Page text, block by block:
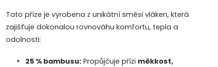
í
p
r
Tato příze je vyrobena z unikátní směsi vláken, která
zajišťuje dokonalou rovnováhu komfortu, tepla a
odolnosti:
25 % bambusu: Propůjčuje přízi měkkost,